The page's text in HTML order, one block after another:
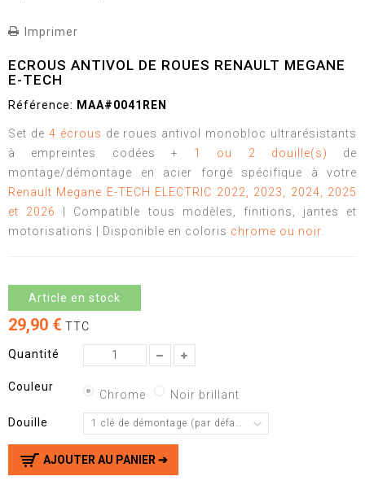
Imprimer
ECROUS ANTIVOL DE ROUES RENAULT MEGANE
E-TECH
Référence: MAA#0041REN
Set de 4 écrous de roues antivol monobloc ultrarésistants
à empreintes codées + 1 ou 2 douille(s)
de
montage/démontage en acier forgé spécifique à votre
Renault Megane E-TECH ELECTRIC 2022, 2023, 2024, 2025
et 2026
| Compatible tous modèles, finitions, jantes et
motorisations | Disponible en coloris chrome ou noir
Article en stock
29,90 € TTC
Quantité
Couleur
Chrome Noir brillant
Douille 1 clé de démontage (par défaut)
AJOUTER AU PANIER ➔